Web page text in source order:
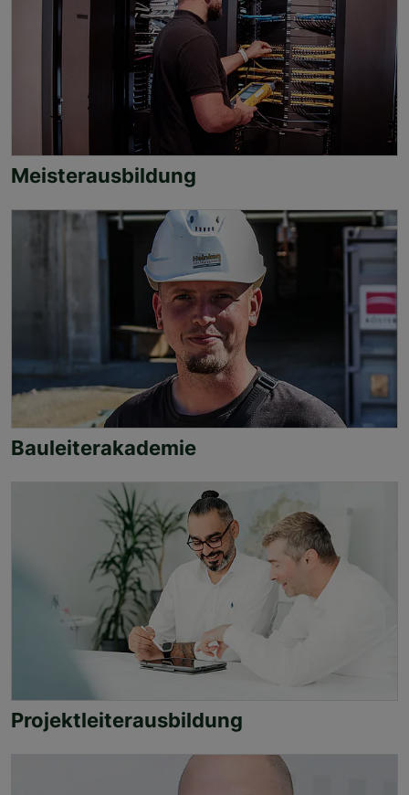
Meisterausbildung
Bauleiterakademie
Projektleiterausbildung